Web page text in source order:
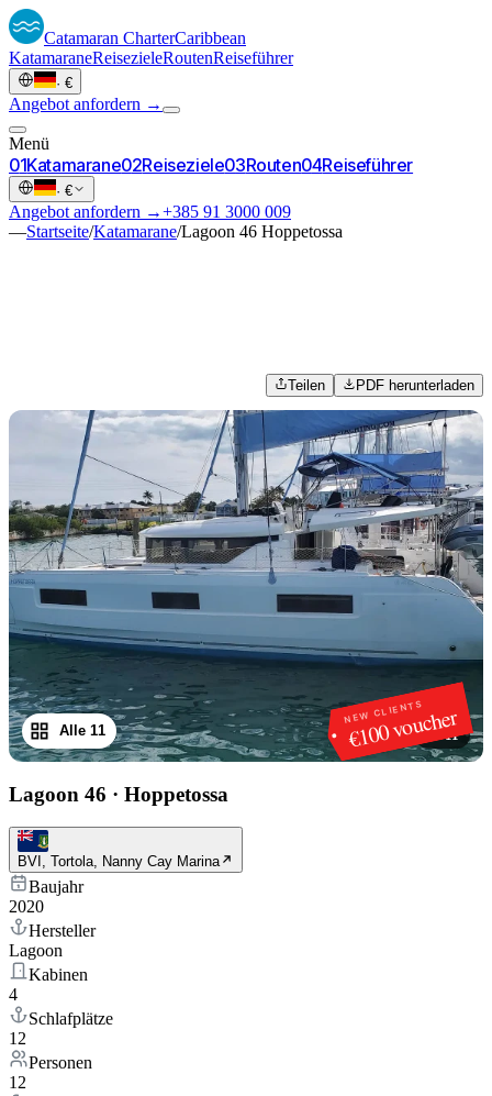
Catamaran CharterCaribbean
KatamaraneReisezieleRoutenReiseführer
· €
Angebot anfordern →
Menü
01Katamarane02Reiseziele03Routen04Reiseführer
· €
Angebot anfordern →+385 91 3000 009
—Startseite/Katamarane/Lagoon 46 Hoppetossa
Teilen PDF herunterladen
NEW CLIENTS
€100 voucher
1/11
Alle 11
Lagoon 46 · Hoppetossa
BVI, Tortola, Nanny Cay Marina
Baujahr
2020
Hersteller
Lagoon
Kabinen
4
Schlafplätze
12
Personen
12